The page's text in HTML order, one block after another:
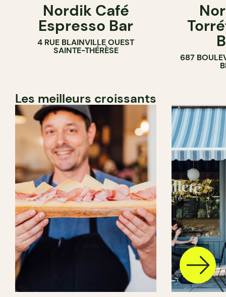
Nordik Café
Espresso Bar
4 RUE BLAINVILLE OUEST
SAINTE-THÉRÈSE
687
Les meilleurs croissants